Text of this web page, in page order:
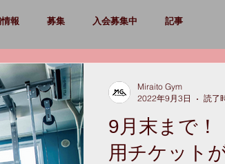
報 募集 入会募集中 記事
9月末まで！
用チケット
Miraito Gym
2022年9月3日
読了